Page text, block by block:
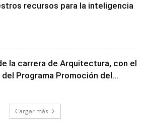
recursos para la inteligencia
la carrera de Arquitectura, con el
Programa Promoción del...
Cargar más